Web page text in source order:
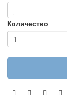
Количество